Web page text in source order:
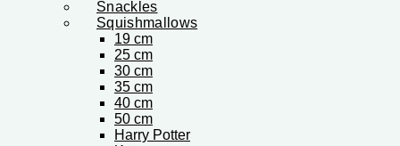
Snackles
Squishmallows
19 cm
25 cm
30 cm
35 cm
40 cm
50 cm
Harry Potter